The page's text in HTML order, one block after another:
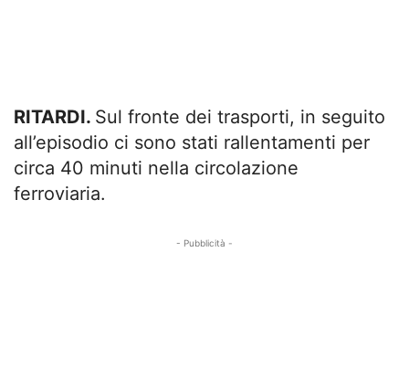
RITARDI. Sul fronte dei trasporti, in seguito
all’episodio ci sono stati rallentamenti per
circa 40 minuti nella circolazione
ferroviaria.
- Pubblicità -